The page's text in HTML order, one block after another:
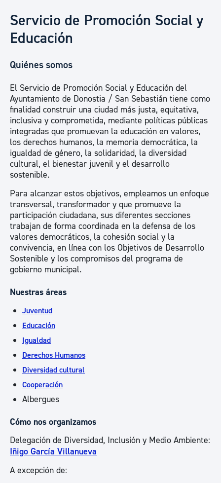
Servicio de Promoción Social y
Educación
Quiénes somos
El Servicio de Promoción Social y Educación del
Ayuntamiento de Donostia / San Sebastián tiene como
finalidad construir una ciudad más justa, equitativa,
inclusiva y comprometida, mediante políticas públicas
integradas que promuevan la educación en valores,
los derechos humanos, la memoria democrática, la
igualdad de género, la solidaridad, la diversidad
cultural, el bienestar juvenil y el desarrollo
sostenible.
Para alcanzar estos objetivos, empleamos un enfoque
transversal, transformador y que promueve la
participación ciudadana, sus diferentes secciones
trabajan de forma coordinada en la defensa de los
valores democráticos, la cohesión social y la
convivencia, en línea con los Objetivos de Desarrollo
Sostenible y los compromisos del programa de
gobierno municipal.
Nuestras áreas
Juventud
Educación
Igualdad
Derechos Humanos
Diversidad cultural
Cooperación
Albergues
Cómo nos organizamos
Delegación de Diversidad, Inclusión y Medio Ambiente:
Iñigo García Villanueva
A excepción de: